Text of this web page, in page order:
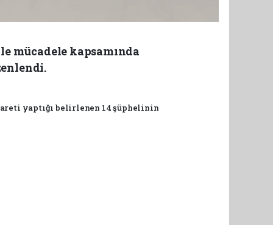
mücadele kapsamında
yaptığı belirlenen 14 şüphelinin